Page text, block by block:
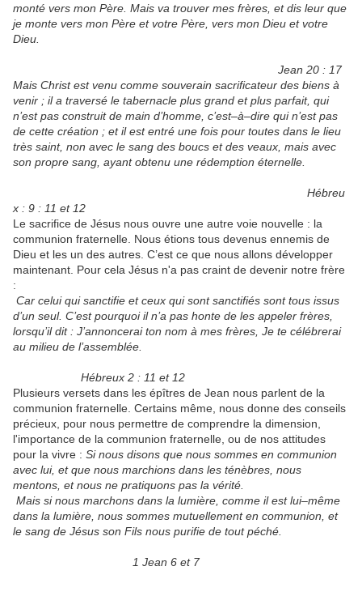
monté vers mon Père. Mais va trouver mes frères, et dis leur que
je monte vers mon Père et votre Père, vers mon Dieu et votre
Dieu.
Jean 20 : 17
Mais Christ est venu comme souverain sacrificateur des biens à
venir ; il a traversé le tabernacle plus grand et plus parfait, qui
n’est pas construit de main d’homme, c’est–à–dire qui n’est pas
de cette création ; et il est entré une fois pour toutes dans le lieu
très saint, non avec le sang des boucs et des veaux, mais avec
son propre sang, ayant obtenu une rédemption éternelle.
Hébreu
x : 9 : 11 et 12
Le sacrifice de Jésus nous ouvre une autre voie nouvelle : la
communion fraternelle. Nous étions tous devenus ennemis de
Dieu et les un des autres. C’est ce que nous allons développer
maintenant. Pour cela Jésus n'a pas craint de devenir notre frère
:
Car celui qui sanctifie et ceux qui sont sanctifiés sont tous issus
d’un seul. C’est pourquoi il n’a pas honte de les appeler frères,
lorsqu’il dit : J’annoncerai ton nom à mes frères, Je te célébrerai
au milieu de l’assemblée.
Hébreux 2 : 11 et 12
Plusieurs versets dans les épîtres de Jean nous parlent de la
communion fraternelle. Certains même, nous donne des conseils
précieux, pour nous permettre de comprendre la dimension,
l'importance de la communion fraternelle, ou de nos attitudes
pour la vivre : Si nous disons que nous sommes en communion
avec lui, et que nous marchions dans les ténèbres, nous
mentons, et nous ne pratiquons pas la vérité.
Mais si nous marchons dans la lumière, comme il est lui–même
dans la lumière, nous sommes mutuellement en communion, et
le sang de Jésus son Fils nous purifie de tout péché.
1 Jean 6 et 7